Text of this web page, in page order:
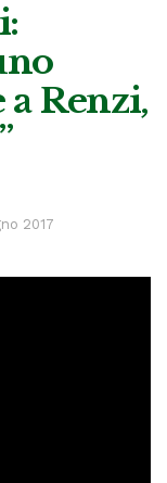
Renzi,
2017